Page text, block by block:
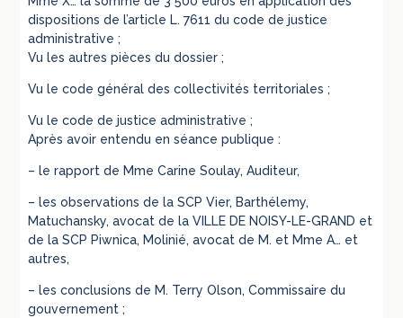
dispositions de l’article L. 7611 du code de justice
administrative ;
Vu les autres pièces du dossier ;
Vu le code général des collectivités territoriales ;
Vu le code de justice administrative ;
Après avoir entendu en séance publique :
– le rapport de Mme Carine Soulay, Auditeur,
– les observations de la SCP Vier, Barthélemy,
Matuchansky, avocat de la VILLE DE NOISY-LE-GRAND et
de la SCP Piwnica, Molinié, avocat de M. et Mme A… et
autres,
– les conclusions de M. Terry Olson, Commissaire du
gouvernement ;